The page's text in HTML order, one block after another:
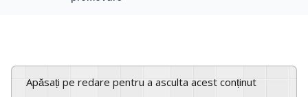
Apăsați pe redare pentru a asculta acest conținut